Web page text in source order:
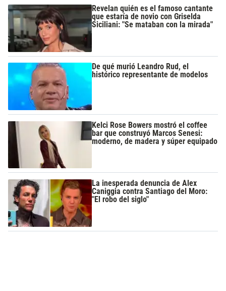
Revelan quién es el famoso cantante
que estaría de novio con Griselda
Siciliani: "Se mataban con la mirada"
De qué murió Leandro Rud, el
histórico representante de modelos
Kelci Rose Bowers mostró el coffee
bar que construyó Marcos Senesi:
moderno, de madera y súper equipado
La inesperada denuncia de Alex
Caniggia contra Santiago del Moro:
"El robo del siglo"